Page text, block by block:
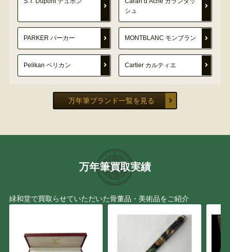
シュ
PARKER パーカー MONTBLANC モンブラン
Pelikan ペリカン Cartier カルティエ
万年筆ブランド一覧を見る
万年筆買取実績
緑和堂で買取らせていただいた骨董品・美術品をご紹介